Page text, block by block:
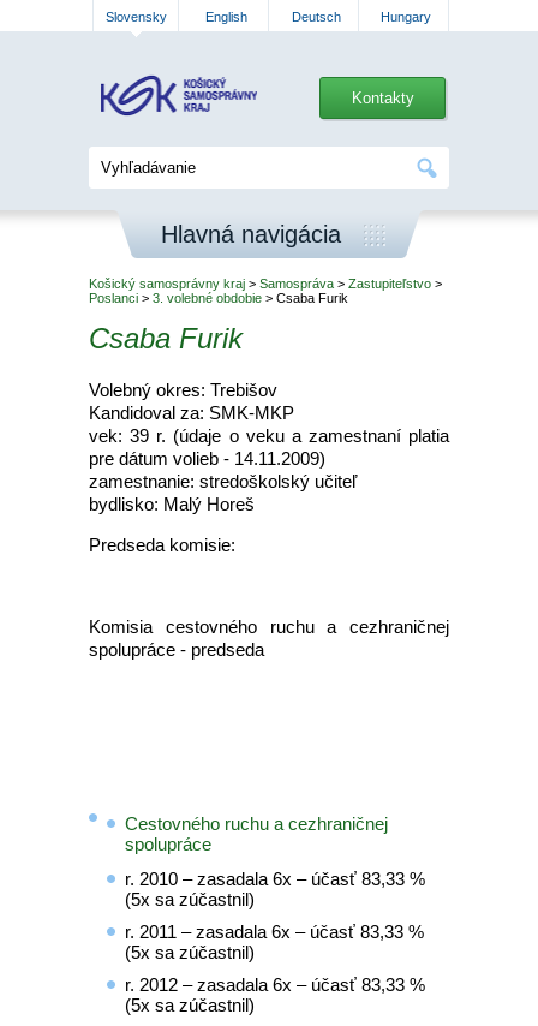
Slovensky English Deutsch Hungary
Kontakty
Hlavná navigácia
Košický samosprávny kraj > Samospráva > Zastupiteľstvo >
Poslanci > 3. volebné obdobie > Csaba Furik
Csaba Furik
Volebný okres: Trebišov
Kandidoval za: SMK-MKP
vek: 39 r. (údaje o veku a zamestnaní platia
pre dátum volieb - 14.11.2009)
zamestnanie: stredoškolský učiteľ
bydlisko: Malý Horeš
Predseda komisie:
Komisia cestovného ruchu a cezhraničnej
spolupráce - predseda
Cestovného ruchu a cezhraničnej
spolupráce
r. 2010 – zasadala 6x – účasť 83,33 %
(5x sa zúčastnil)
r. 2011 – zasadala 6x – účasť 83,33 %
(5x sa zúčastnil)
r. 2012 – zasadala 6x – účasť 83,33 %
(5x sa zúčastnil)